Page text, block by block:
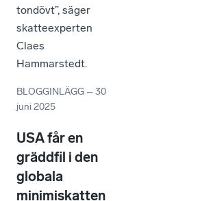
tondövt”, säger
skatteexperten
Claes
Hammarstedt.
BLOGGINLÄGG –30
juni 2025
USA får en
gräddfil i den
globala
minimiskatten